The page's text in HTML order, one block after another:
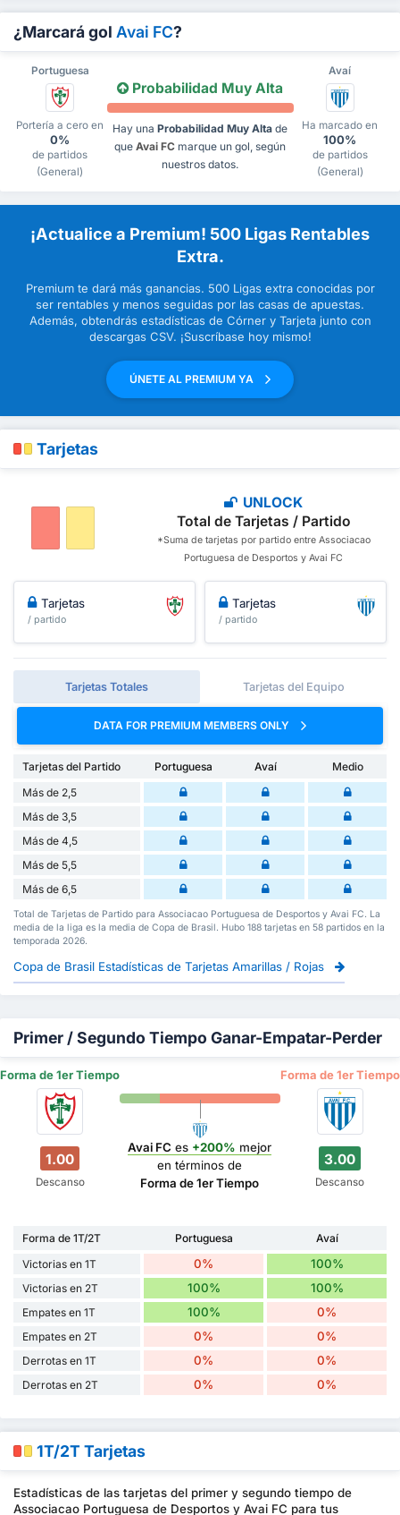
¿Marcará gol Avai FC?
Portuguesa Avaí
Portería a cero en
0%
de partidos
(General)
Probabilidad Muy Alta
Hay una Probabilidad Muy Alta de
que Avai FC marque un gol, según
nuestros datos.
Ha marcado en
100%
de partidos
(General)
¡Actualice a Premium! 500 Ligas Rentables
Extra.
Premium te dará más ganancias. 500 Ligas extra conocidas por
ser rentables y menos seguidas por las casas de apuestas.
Además, obtendrás estadísticas de Córner y Tarjeta junto con
descargas CSV. ¡Suscríbase hoy mismo!
ÚNETE AL PREMIUM YA
Tarjetas
UNLOCK
Total de Tarjetas / Partido
*Suma de tarjetas por partido entre Associacao
Portuguesa de Desportos y Avai FC
Tarjetas
/ partido
Tarjetas
/ partido
Tarjetas Totales Tarjetas del Equipo
DATA FOR PREMIUM MEMBERS ONLY
Tarjetas del Partido Portuguesa Avaí
Medio
Más de 2,5
Más de 3,5
Más de 4,5
Más de 5,5
Más de 6,5
Total de Tarjetas de Partido para Associacao Portuguesa de Desportos y Avai FC. La
media de la liga es la media de Copa de Brasil. Hubo 188 tarjetas en 58 partidos en la
temporada 2026.
Copa de Brasil Estadísticas de Tarjetas Amarillas / Rojas
Primer / Segundo Tiempo Ganar-Empatar-Perder
Forma de 1er Tiempo Forma de 1er Tiempo
1.00
Descanso
Avai FC es +200% mejor
en términos de
Forma de 1er Tiempo
3.00
Descanso
Forma de 1T/2T Portuguesa
Avaí
Victorias en 1T
0% 100%
Victorias en 2T 100% 100%
Empates en 1T 100% 0%
Empates en 2T 0% 0%
Derrotas en 1T 0% 0%
Derrotas en 2T 0% 0%
1T/2T Tarjetas
Estadísticas de las tarjetas del primer y segundo tiempo de
Associacao Portuguesa de Desportos y Avai FC para tus